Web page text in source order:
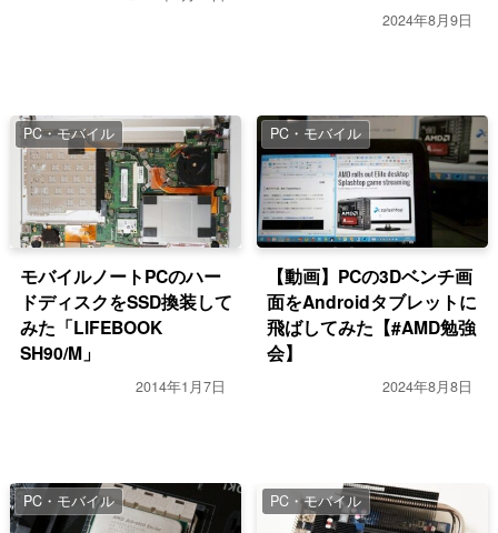
2024年8月9日
PC・モバイル
モバイルノートPCのハー
ドディスクをSSD換装して
みた「LIFEBOOK
SH90/M」
2014年1月7日
PC・モバイル
【動画】PCの3Dベンチ画
面をAndroidタブレットに
飛ばしてみた【#AMD勉強
会】
2024年8月8日
PC・モバイル PC・モバイル